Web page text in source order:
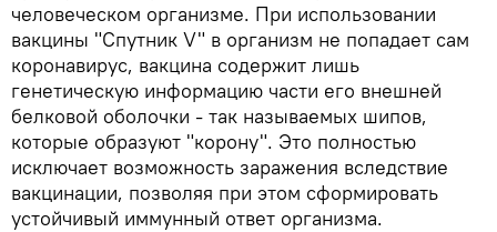
человеческом организме. При использовании
вакцины "Спутник V" в организм не попадает сам
коронавирус, вакцина содержит лишь
генетическую информацию части его внешней
белковой оболочки - так называемых шипов,
которые образуют "корону". Это полностью
исключает возможность заражения вследствие
вакцинации, позволяя при этом сформировать
устойчивый иммунный ответ организма.